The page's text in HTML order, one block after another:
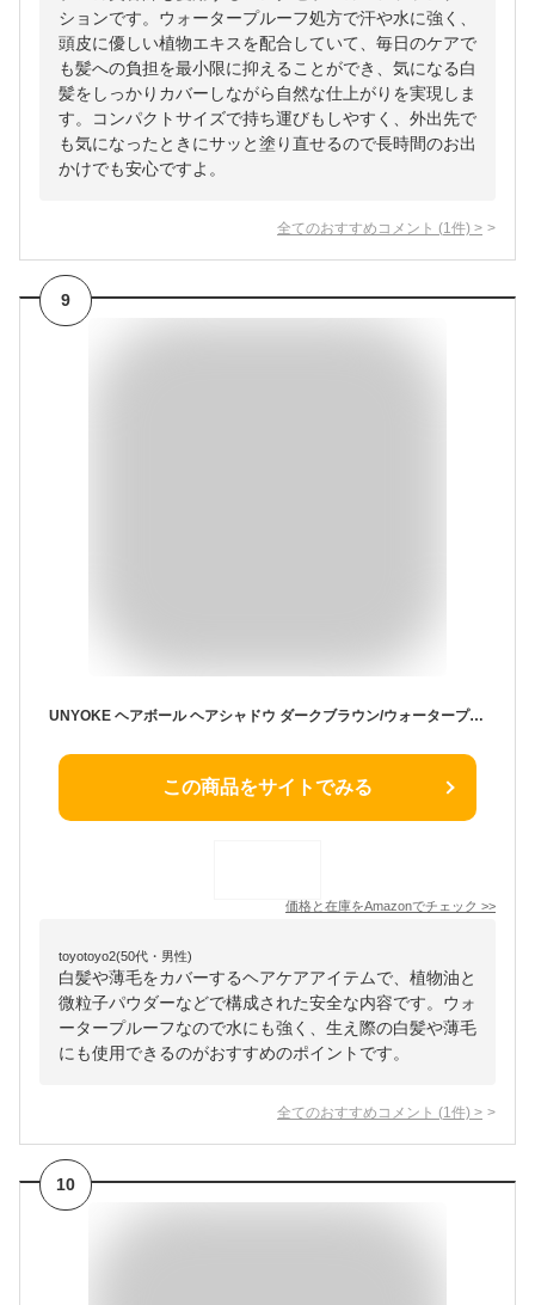
ションです。ウォータープルーフ処方で汗や水に強く、
頭皮に優しい植物エキスを配合していて、毎日のケアで
も髪への負担を最小限に抑えることができ、気になる白
髪をしっかりカバーしながら自然な仕上がりを実現しま
す。コンパクトサイズで持ち運びもしやすく、外出先で
も気になったときにサッと塗り直せるので長時間のお出
かけでも安心ですよ。
全てのおすすめコメント (1 件) >
9
UNYOKE ヘアボール ヘアシャドウ ダークブラウン/ウォータープルーフ/小顔メイク/生え際・薄毛/生え際パウダー 1個(×1)ー1# ダークブラウン
この商品をサイトでみる
価格と在庫をAmazonでチェック >>
toyotoyo2(50代・男性)
白髪や薄毛をカバーするヘアケアアイテムで、植物油と
微粒子パウダーなどで構成された安全な内容です。ウォ
ータープルーフなので水にも強く、生え際の白髪や薄毛
にも使用できるのがおすすめのポイントです。
全てのおすすめコメント (1 件) >
10